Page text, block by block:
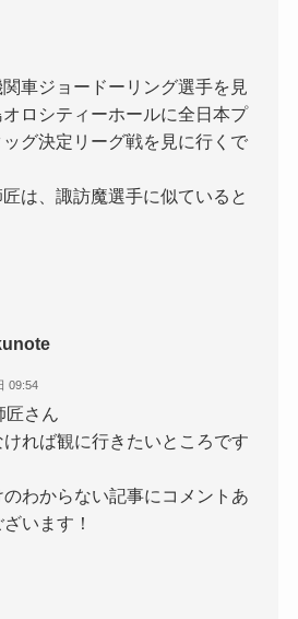
車ジョードーリング選手を見
ロシティーホールに全日本プ
グ決定リーグ戦を見に行くで
は、諏訪魔選手に似ていると
09:54
匠さん
れば観に行きたいところです
のわからない記事にコメントあ
います！